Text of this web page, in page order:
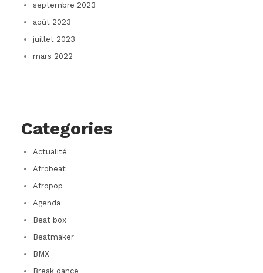
septembre 2023
août 2023
juillet 2023
mars 2022
Categories
Actualité
Afrobeat
Afropop
Agenda
Beat box
Beatmaker
BMX
Break dance